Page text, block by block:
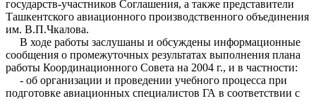
государств-участников Соглашения, а также представители
Ташкентского авиационного производственного объединения
им. В.П.Чкалова.
В ходе работы заслушаны и обсуждены информационные
сообщения о промежуточных результатах выполнения плана
работы Координационного Совета на 2004 г., и в частности:
- об организации и проведении учебного процесса при
подготовке авиационных специалистов ГА в соответствии с